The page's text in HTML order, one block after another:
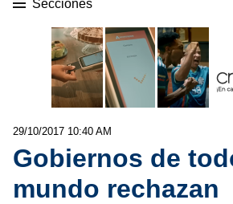
Secciones
29/10/2017 10:40 AM
Gobiernos de
mundo rechazan